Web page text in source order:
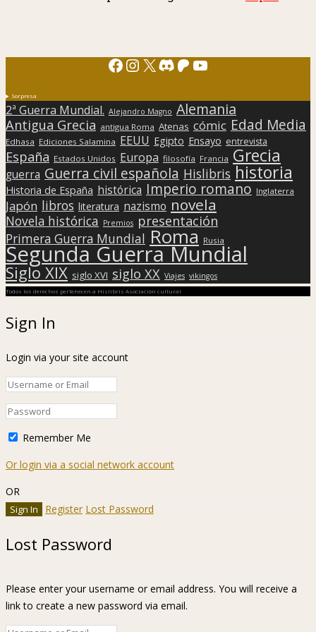
Facebook
Instagram
X Discord
Patreon
YouTube
Sorpresa
2ª Guerra Mundial. Alejandro Magno Alemania
Antigua Grecia antigua Roma Atenas cómic Edad Media
Edhasa Ediciones Salamina EEUU Egipto Ensayo entrevista
España Estados Unidos Europa filosofía Francia Grecia
guerra Guerra civil española Hislibris historia
Historia de España histórica Imperio romano Inglaterra
Japón libros literatura nazismo novela
Novela histórica Premios presentación
Primera Guerra Mundial Roma Rusia
Segunda Guerra Mundial
Siglo XIX siglo XVI siglo XX Viajes vikingos
Todos los derechos pertenecen a Hislibris Asociación cultural
Sign In
Login via your site account
Remember Me
Or login via a social network account
OR
Register Lost Password
Lost Password
Please enter your username or email address. You will receive a
link to create a new password via email.